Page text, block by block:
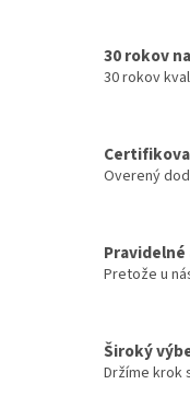
30 rokov
30 rokov
Overený
Pretože u
Široký
Držíme krok